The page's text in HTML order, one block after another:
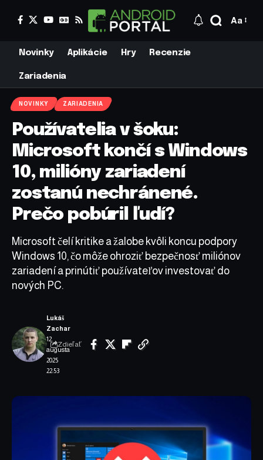
Aa
Novinky Aplikácie Hry Recenzie
Zariadenia
NOVINKY ZARIADENIA
Používatelia v šoku:
Microsoft končí s Windows
10, milióny zariadení
zostanú nechránené.
Prečo pobúril ľudí?
Microsoft čelí kritike a žalobe kvôli koncu podpory
Windows 10, čo môže ohroziť bezpečnosť miliónov
zariadení a prinútiť používateľov investovať do
nových PC.
12.
augusta
2025
22:53
Lukáš
Zachar
Zdieľať